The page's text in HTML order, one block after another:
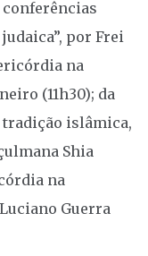
conferências
por Frei
na
(11h30); da
tradição islâmica,
Shia
na
Guerra